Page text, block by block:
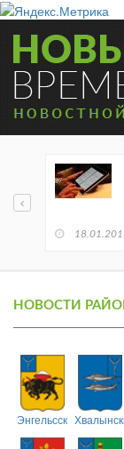
НОВОСТИ
Энгельсский